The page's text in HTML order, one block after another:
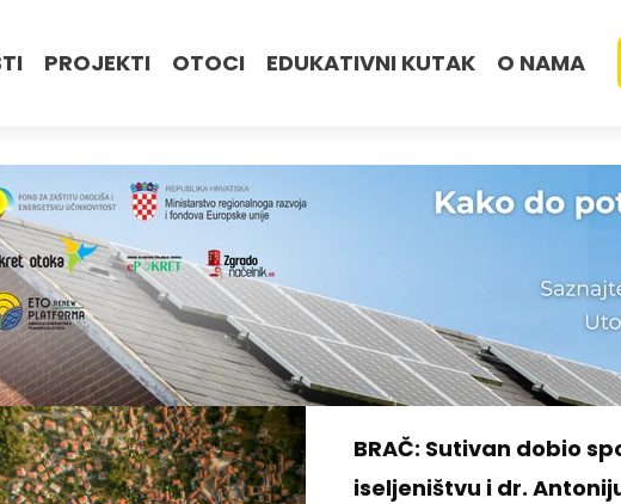
PROJEKTI OTOCI EDUKATIVNI KUTAK O NAMA
BRAČ: Sutivan dobio
iseljeništvu i dr.